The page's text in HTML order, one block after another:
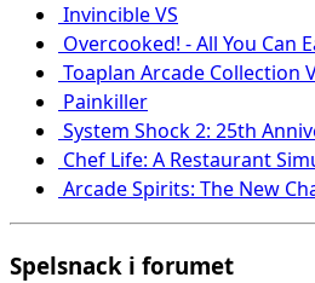
Invincible VS
Overcooked! - All You Can
Toaplan Arcade Collection
Painkiller
System Shock 2: 25th
Chef Life: A Restaurant
Arcade Spirits: The New
Spelsnack i forumet